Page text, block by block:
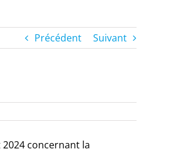
Précédent Suivant
concernant la